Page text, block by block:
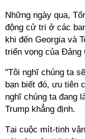
Những ngày qua,
động cử tri ở các
khi đến Georgia và
triển vọng của Đảng
"Tôi nghĩ chúng ta
bạn biết đó, ưu tiên
nghĩ chúng ta đang
Trump khẳng định.
Tại cuộc mít-tinh